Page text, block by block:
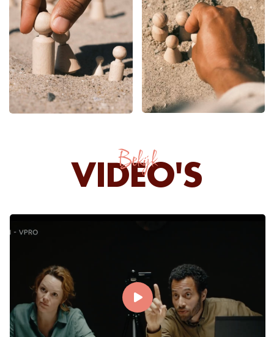
Bekijk
VIDEO'S